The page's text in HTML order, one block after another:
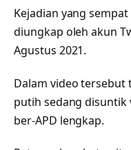
Kejadian yang
diungkap oleh akun
Agustus 2021.
Dalam video
putih sedang disuntik
ber-APD lengkap.